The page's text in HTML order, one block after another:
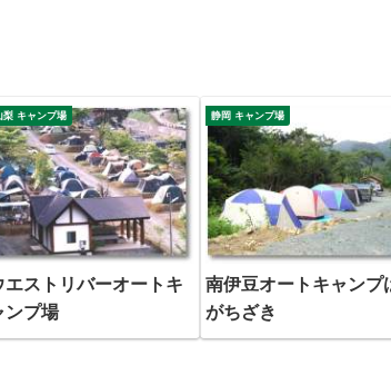
梨 キャンプ場
エストリバーオートキ
ンプ場
静岡 キャンプ場
南伊豆オートキャンプ
がちざき